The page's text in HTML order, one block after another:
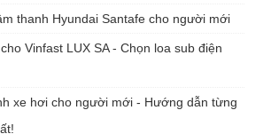
thanh Hyundai Santafe cho người mới
Vinfast LUX SA - Chọn loa sub điện
xe hơi cho người mới - Hướng dẫn từng